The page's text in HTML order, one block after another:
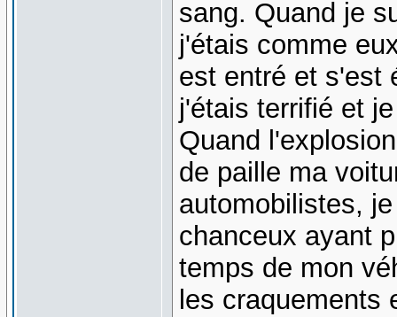
sang. Quand je
j'étais comme
est entré et s'est
j'étais terrifié et
Quand
de paille ma
automobilistes,
chanceux ayant
temps de mon
les craquements